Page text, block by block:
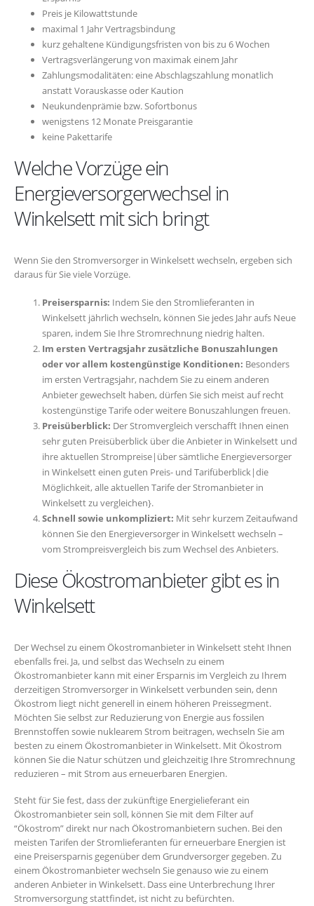
Preis je Kilowattstunde
maximal 1 Jahr Vertragsbindung
kurz gehaltene Kündigungsfristen von bis zu 6 Wochen
Vertragsverlängerung von maximak einem Jahr
Zahlungsmodalitäten: eine Abschlagszahlung monatlich
anstatt Vorauskasse oder Kaution
Neukundenprämie bzw. Sofortbonus
wenigstens 12 Monate Preisgarantie
keine Pakettarife
Welche Vorzüge ein
Energieversorgerwechsel in
Winkelsett mit sich bringt
Wenn Sie den Stromversorger in Winkelsett wechseln, ergeben sich
daraus für Sie viele Vorzüge.
Preisersparnis: Indem Sie den Stromlieferanten in
Winkelsett jährlich wechseln, können Sie jedes Jahr aufs Neue
sparen, indem Sie Ihre Stromrechnung niedrig halten.
Im ersten Vertragsjahr zusätzliche Bonuszahlungen
oder vor allem kostengünstige Konditionen: Besonders
im ersten Vertragsjahr, nachdem Sie zu einem anderen
Anbieter gewechselt haben, dürfen Sie sich meist auf recht
kostengünstige Tarife oder weitere Bonuszahlungen freuen.
Preisüberblick: Der Stromvergleich verschafft Ihnen einen
sehr guten Preisüberblick über die Anbieter in Winkelsett und
ihre aktuellen Strompreise|über sämtliche Energieversorger
in Winkelsett einen guten Preis- und Tarifüberblick|die
Möglichkeit, alle aktuellen Tarife der Stromanbieter in
Winkelsett zu vergleichen}.
Schnell sowie unkompliziert: Mit sehr kurzem Zeitaufwand
können Sie den Energieversorger in Winkelsett wechseln –
vom Strompreisvergleich bis zum Wechsel des Anbieters.
Diese Ökostromanbieter gibt es in
Winkelsett
Der Wechsel zu einem Ökostromanbieter in Winkelsett steht Ihnen
ebenfalls frei. Ja, und selbst das Wechseln zu einem
Ökostromanbieter kann mit einer Ersparnis im Vergleich zu Ihrem
derzeitigen Stromversorger in Winkelsett verbunden sein, denn
Ökostrom liegt nicht generell in einem höheren Preissegment.
Möchten Sie selbst zur Reduzierung von Energie aus fossilen
Brennstoffen sowie nuklearem Strom beitragen, wechseln Sie am
besten zu einem Ökostromanbieter in Winkelsett. Mit Ökostrom
können Sie die Natur schützen und gleichzeitig Ihre Stromrechnung
reduzieren – mit Strom aus erneuerbaren Energien.
Steht für Sie fest, dass der zukünftige Energielieferant ein
Ökostromanbieter sein soll, können Sie mit dem Filter auf
“Ökostrom” direkt nur nach Ökostromanbietern suchen. Bei den
meisten Tarifen der Stromlieferanten für erneuerbare Energien ist
eine Preisersparnis gegenüber dem Grundversorger gegeben. Zu
einem Ökostromanbieter wechseln Sie genauso wie zu einem
anderen Anbieter in Winkelsett. Dass eine Unterbrechung Ihrer
Stromversorgung stattfindet, ist nicht zu befürchten.